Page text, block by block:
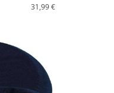
31,99 €